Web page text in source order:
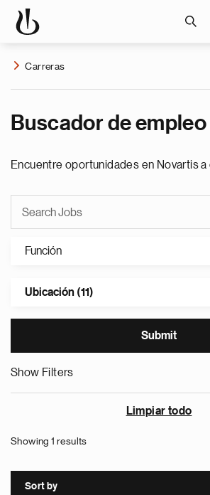
Carreras
Buscador de empleo
Encuentre oportunidades en Novartis a
Función
Ubicación (11)
Show Filters
Limpiar todo
Showing 1 results
Sort by